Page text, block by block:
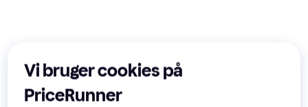
Udespa California UV 6
Udendørs Spa, Belysning, Varmer,
Dysesystem
Vi bruger cookies på
PriceRunner